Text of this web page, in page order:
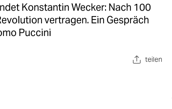
Konstantin Wecker: Nach 100
vertragen. Ein Gespräch
Puccini
teilen